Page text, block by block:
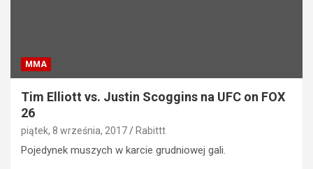
MMA
Tim Elliott vs. Justin Scoggins na UFC on FOX
26
piątek, 8 września, 2017 Rabittt
Pojedynek muszych w karcie grudniowej gali.